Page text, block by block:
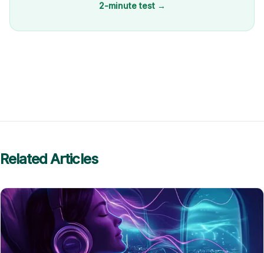
2-minute test →
Related Articles